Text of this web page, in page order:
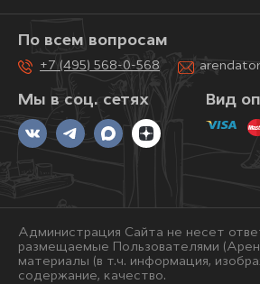
Мы в соц. сетях
По всем вопросам
+7 (495) 568-0-568
Вид
Администрация Сайта не несет
размещаемые Пользователями
материалы (в т.ч. информация,
содержание, качество.